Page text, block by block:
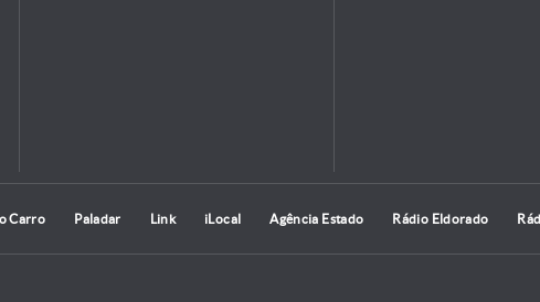
Carro Paladar Link iLocal Agência Estado Rádio Eldorado